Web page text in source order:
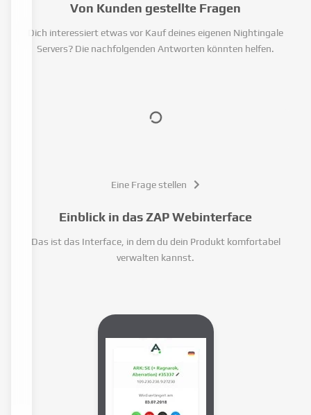
Von Kunden gestellte Fragen
Dich interessiert etwas vor Kauf deines eigenen Nightingale
Servers? Die nachfolgenden Antworten könnten helfen.
Eine Frage stellen
Einblick in das ZAP Webinterface
Das ist das Interface, in dem du dein Produkt komfortabel
verwalten kannst.